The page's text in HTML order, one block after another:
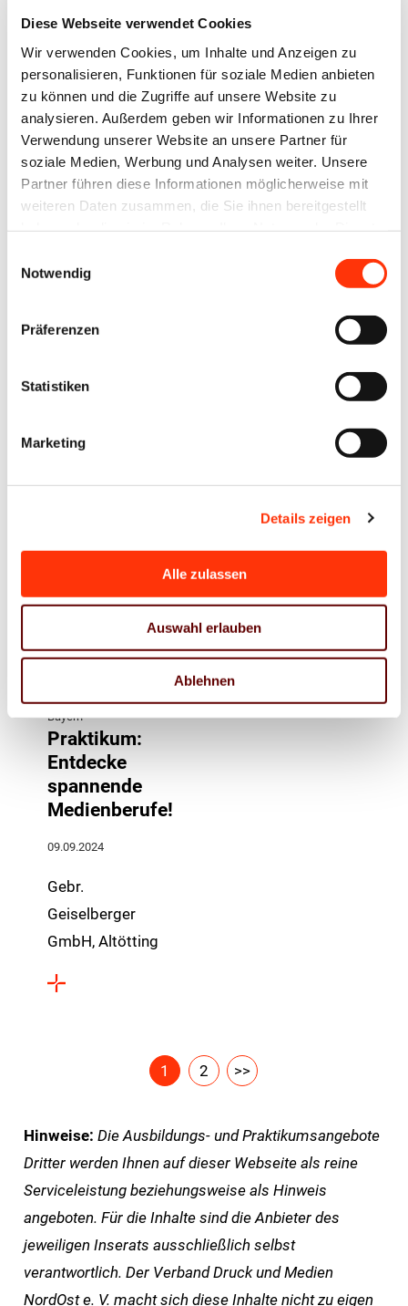
Diese Webseite verwendet Cookies
Wir verwenden Cookies, um Inhalte und Anzeigen zu
personalisieren, Funktionen für soziale Medien anbieten
zu können und die Zugriffe auf unsere Website zu
analysieren. Außerdem geben wir Informationen zu Ihrer
Verwendung unserer Website an unsere Partner für
soziale Medien, Werbung und Analysen weiter. Unsere
Partner führen diese Informationen möglicherweise mit
weiteren Daten zusammen, die Sie ihnen bereitgestellt
Notwendig
Präferenzen
Statistiken
Marketing
Details zeigen
Alle zulassen
Auswahl erlauben
Ablehnen
zum
Maschinen-
und
Anlagenführer
(m/w/d)
19.03.2026
CCL Label GmbH,
Holzkirchen
zum
Medientechnologe
Druck
(m/w/d)
19.03.2026
CCL Label GmbH,
Holzkirchen
zum
(m/w/d)
Holzkirchen
GmbH,
Landshut/Ergolding
Bayern
Praktikum:
Entdecke
spannende
Medienberufe!
09.09.2024
Gebr.
Geiselberger
GmbH, Altötting
1 2 >>
Hinweise: Die Ausbildungs- und Praktikumsangebote
Dritter werden Ihnen auf dieser Webseite als reine
Serviceleistung beziehungsweise als Hinweis
angeboten. Für die Inhalte sind die Anbieter des
jeweiligen Inserats ausschließlich selbst
verantwortlich. Der Verband Druck und Medien
NordOst e. V. macht sich diese Inhalte nicht zu eigen